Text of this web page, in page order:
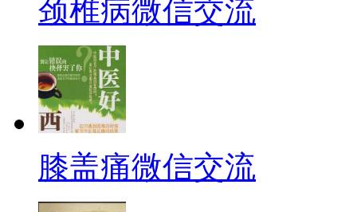
颈椎病微信交流
膝盖痛微信交流